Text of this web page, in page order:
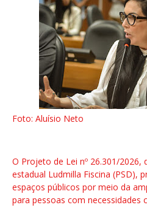
Foto: Aluísio Neto
O Projeto de Lei nº 26.301/2026,
estadual Ludmilla Fiscina (PSD),
espaços públicos por meio da
para pessoas com necessidades